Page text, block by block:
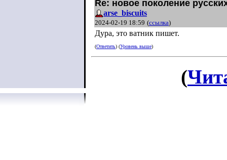
Re: новое поколение
arse_biscuits
2024-02-19 18:59 (ссылка)
Дура, это ватник пишет.
(Ответить) (Уровень выше)
(